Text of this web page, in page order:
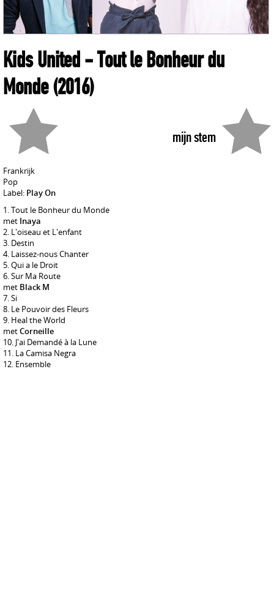
Kids United- Tout le Bonheur du
Monde(2016)
mijn stem
Frankrijk
Pop
Label: Play On
Tout le Bonheur du Monde
met Inaya
L'oiseau et L'enfant
Destin
Laissez-nous Chanter
Qui a le Droit
Sur Ma Route
met Black M
Si
Le Pouvoir des Fleurs
Heal the World
metCorneille
J'ai Demandé à la Lune
La Camisa Negra
Ensemble